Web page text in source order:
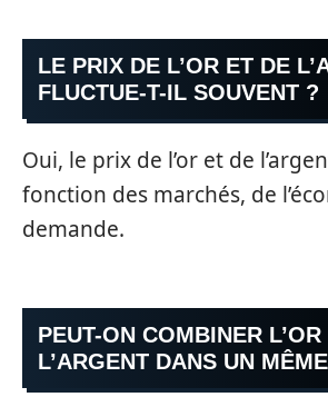
LE PRIX DE L’OR ET DE
FLUCTUE-T-IL SOUVENT ?
Oui, le prix de l’or et de
fonction des marchés, de
demande.
PEUT-ON COMBINER L’OR
L’ARGENT DANS UN